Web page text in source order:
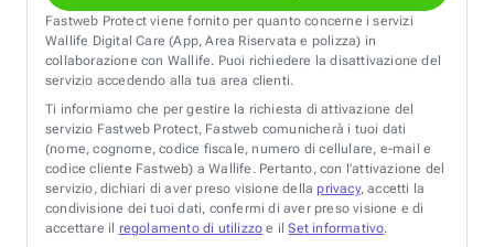
Fastweb Protect viene fornito per quanto concerne i servizi
Wallife Digital Care (App, Area Riservata e polizza) in
collaborazione con Wallife. Puoi richiedere la disattivazione del
servizio accedendo alla tua area clienti.
Ti informiamo che per gestire la richiesta di attivazione del
servizio Fastweb Protect, Fastweb comunicherà i tuoi dati
(nome, cognome, codice fiscale, numero di cellulare, e-mail e
codice cliente Fastweb) a Wallife. Pertanto, con l’attivazione del
servizio, dichiari di aver preso visione della privacy, accetti la
condivisione dei tuoi dati, confermi di aver preso visione e di
accettare il regolamento di utilizzo e ilSet informativo.